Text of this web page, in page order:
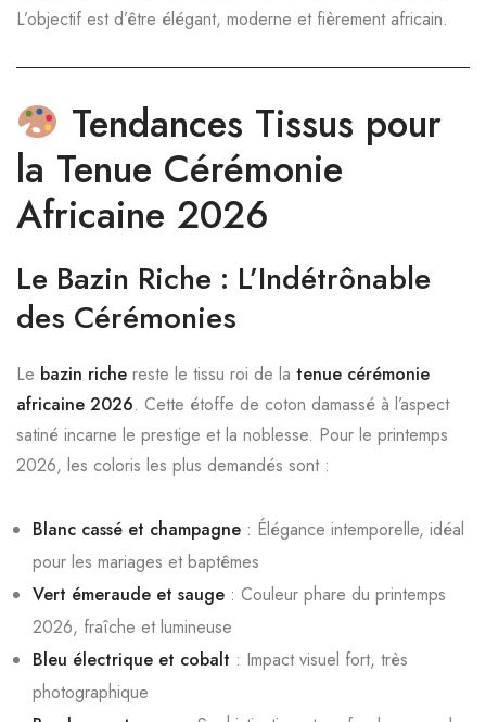
L’objectif est d’être élégant, moderne et fièrement africain.
Tendances Tissus pour
la Tenue Cérémonie
Africaine 2026
Le Bazin Riche : L’Indétrônable
des Cérémonies
Le bazin riche reste le tissu roi de la tenue cérémonie
africaine 2026. Cette étoffe de coton damassé à l’aspect
satiné incarne le prestige et la noblesse. Pour le printemps
2026, les coloris les plus demandés sont :
Blanc cassé et champagne : Élégance intemporelle, idéal
pour les mariages et baptêmes
Vert émeraude et sauge : Couleur phare du printemps
2026, fraîche et lumineuse
Bleu électrique et cobalt : Impact visuel fort, très
photographique